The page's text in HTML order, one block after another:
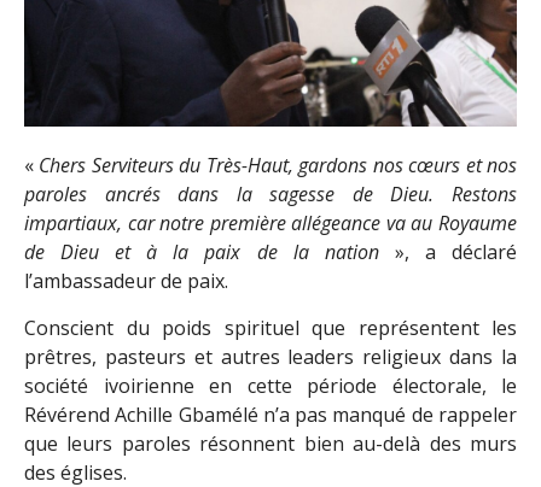
« Chers Serviteurs du Très-Haut, gardons nos cœurs et nos
paroles ancrés dans la sagesse de Dieu. Restons
impartiaux, car notre première allégeance va au Royaume
de Dieu et à la paix de la nation», a déclaré
l’ambassadeur de paix.
Conscient du poids spirituel que représentent les
prêtres, pasteurs et autres leaders religieux dans la
société ivoirienne en cette période électorale, le
Révérend Achille Gbamélé n’a pas manqué de rappeler
que leurs paroles résonnent bien au-delà des murs
des églises.